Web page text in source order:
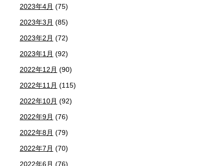
2023年4月 (75)
2023年3月 (85)
2023年2月 (72)
2023年1月 (92)
2022年12月 (90)
2022年11月 (115)
2022年10月 (92)
2022年9月 (76)
2022年8月 (79)
2022年7月 (70)
2022年6月 (76)